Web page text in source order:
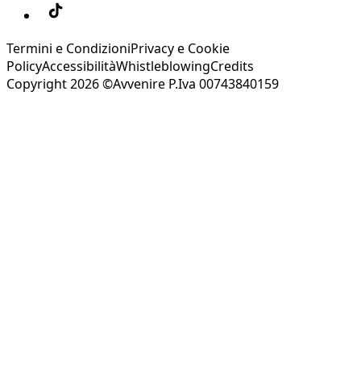
Termini e CondizioniPrivacy e Cookie
PolicyAccessibilitàWhistleblowingCredits
Copyright 2026 ©Avvenire P.Iva 00743840159